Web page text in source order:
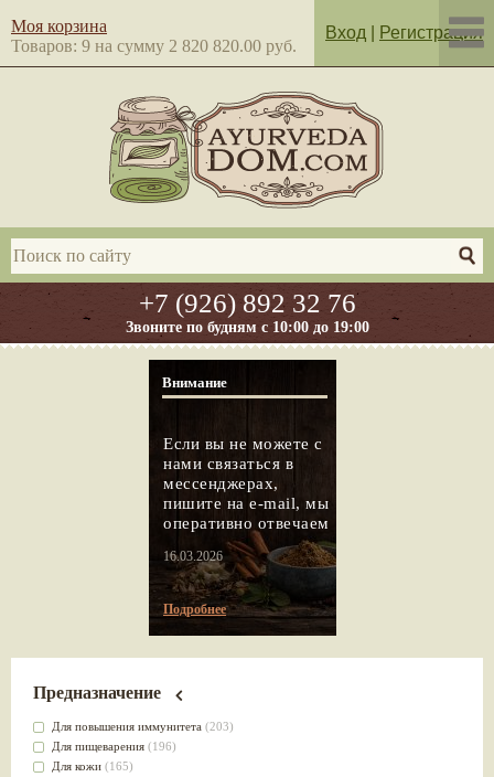
+7 (926) 892 32 76
Звоните по будням с 10:00 до 19:00
Моя корзина
Товаров: 9 на сумму 2 820 820.00 руб.
Вход Регистрация
Внимание
Если вы не можете с
нами связаться в
мессенджерах,
пишите на e-mail, мы
оперативно отвечаем
16.03.2026
Подробнее
Предназначение
Для повышения иммунитета (203)
Для пищеварения (196)
Для кожи (165)